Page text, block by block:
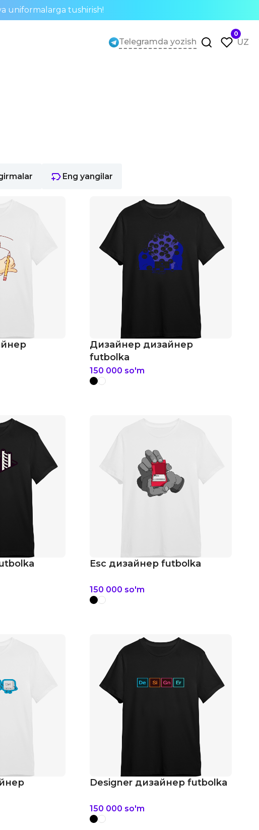
uniformalarga tushirish!
Telegramda yozish
0
UZ
Eng yangilar
Дизайнер дизайнер
futbolka
150 000 so'm
Esc дизайнер futbolka
150 000 so'm
Designer дизайнер futbolka
150 000 so'm